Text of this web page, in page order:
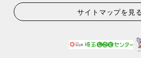
サイトマップを見